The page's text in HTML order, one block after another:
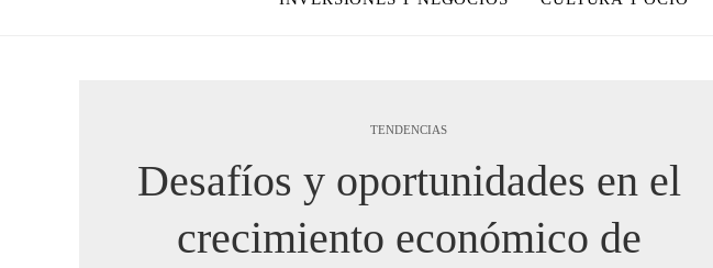
TENDENCIAS
Desafíos y oportunidades en el
crecimiento económico de